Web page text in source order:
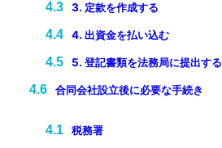
3. 定款を作成する
4. 出資金を払い込む
5. 登記書類を法務局に提出する
合同会社設立後に必要な手続き
税務署